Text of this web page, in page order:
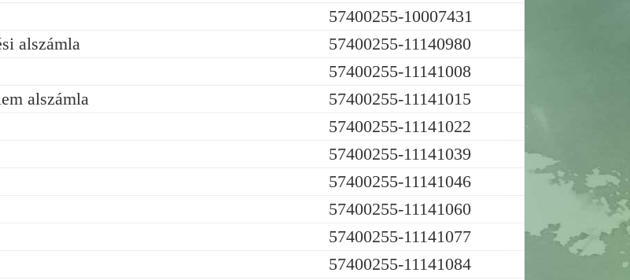
57400255-10007431
alszámla
57400255-11140980
57400255-11141008
alszámla
57400255-11141015
57400255-11141022
57400255-11141039
57400255-11141046
57400255-11141060
57400255-11141077
57400255-11141084